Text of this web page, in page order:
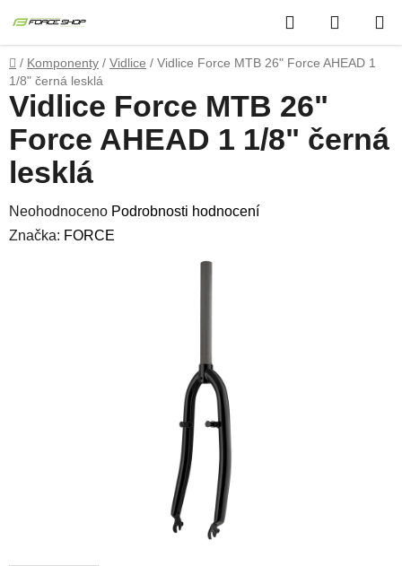
na
obsah
Hledat
KOŠÍK
Domů
/ Komponenty / Vidlice / Vidlice Force MTB 26" Force AHEAD 1
1/8" černá lesklá
Vidlice Force MTB 26"
Force AHEAD 1 1/8" černá
lesklá
Průměrné
hodnocení
Neohodnoceno Podrobnosti hodnocení
Značka: FORCE